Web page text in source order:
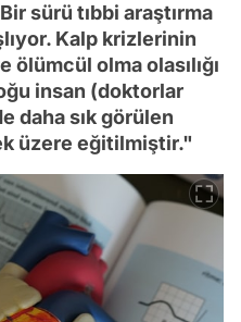
sürü tıbbi araştırma
Kalp krizlerinin
ölümcül olma olasılığı
insan (doktorlar
daha sık görülen
üzere eğitilmiştir."